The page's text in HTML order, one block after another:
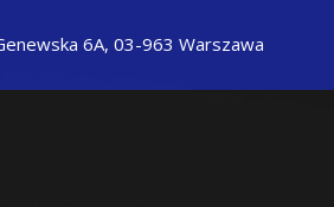
6A, 03-963 Warszawa